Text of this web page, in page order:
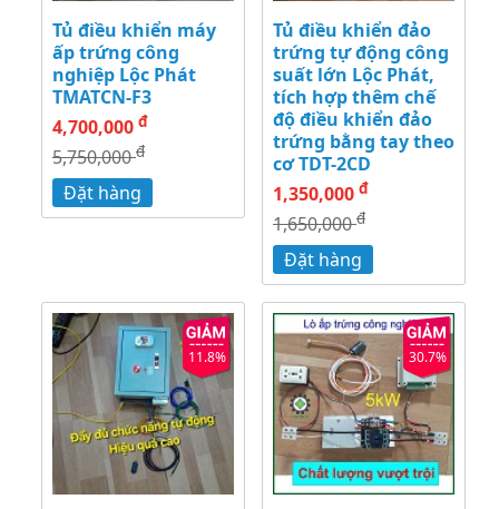
Tủ điều khiển máy
ấp trứng công
nghiệp Lộc Phát
TMATCN-F3
4,700,000 đ
5,750,000đ
Đặt hàng
Tủ điều khiển đảo
trứng tự động công
suất lớn Lộc Phát,
tích hợp thêm chế
độ điều khiển đảo
trứng bằng tay theo
cơ TDT-2CD
1,350,000 đ
1,650,000đ
Đặt hàng
11.8% 30.7%